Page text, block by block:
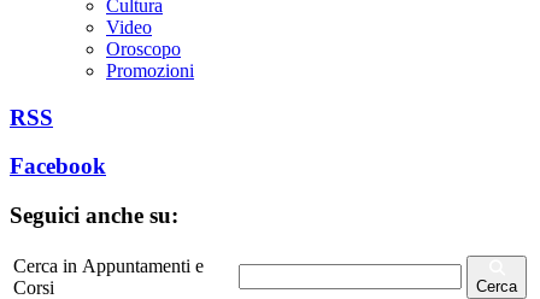
Cultura
Video
Oroscopo
Promozioni
RSS
Facebook
Seguici anche su:
Cerca in Appuntamenti e
Corsi
Cerca